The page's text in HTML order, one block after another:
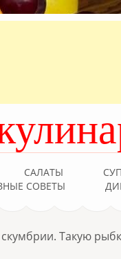
САЛАТЫ
СОВЕТЫ
Такую